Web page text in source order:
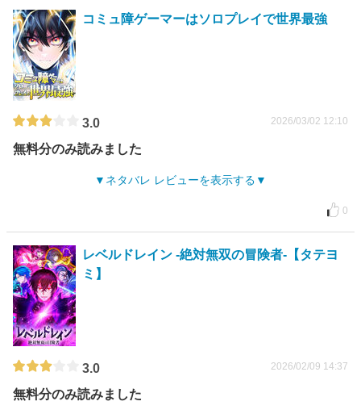
コミュ障ゲーマーはソロプレイで世界最強
3.0 2026/03/02 12:10
無料分のみ読みました
ネタバレ レビューを表示する
0
レベルドレイン -絶対無双の冒険者-【タテヨ
ミ】
3.0 2026/02/09 14:37
無料分のみ読みました